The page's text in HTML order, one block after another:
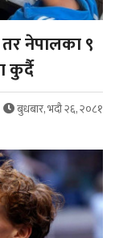
नेपालका ९
कुर्दै
बुधबार, भदौ २६, २०८१